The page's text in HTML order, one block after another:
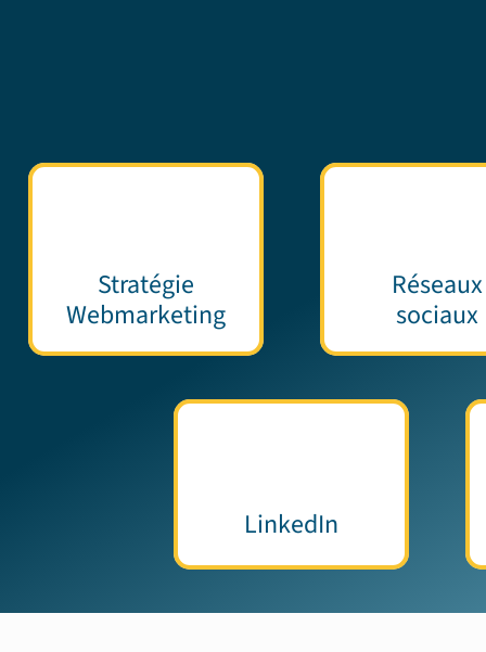
Stratégie
Webmarketing
Réseaux
sociaux
LinkedIn